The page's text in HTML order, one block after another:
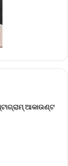
ଆକାଉଣ୍ଟ